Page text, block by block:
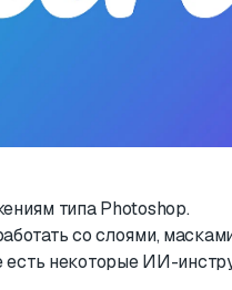
типа Photoshop.
со слоями,
есть некоторые ИИ-